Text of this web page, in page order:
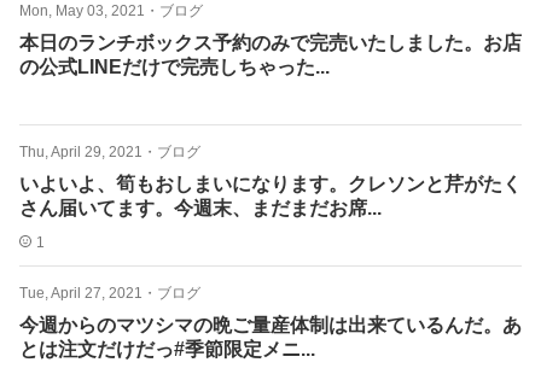
Mon, May 03, 2021 ・ ブログ
本日のランチボックス予約のみで完売いたしました。お店
の公式LINEだけで完売しちゃった...
Thu, April 29, 2021 ・ ブログ
いよいよ、筍もおしまいになります。クレソンと芹がたく
さん届いてます。今週末、まだまだお席...
1
Tue, April 27, 2021 ・ ブログ
今週からのマツシマの晩ご量産体制は出来ているんだ。あ
とは注文だけだっ#季節限定メニ...